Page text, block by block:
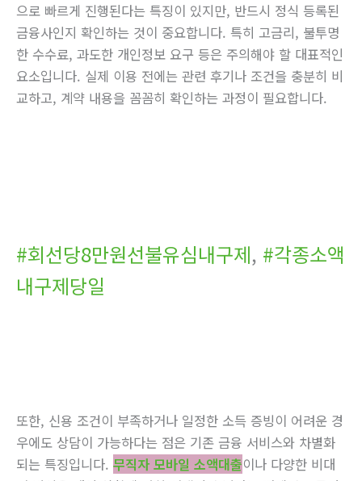
으로 빠르게 진행된다는 특징이 있지만, 반드시 정식 등록된
금융사인지 확인하는 것이 중요합니다. 특히 고금리, 불투명
한 수수료, 과도한 개인정보 요구 등은 주의해야 할 대표적인
요소입니다. 실제 이용 전에는 관련 후기나 조건을 충분히 비
교하고, 계약 내용을 꼼꼼히 확인하는 과정이 필요합니다.
#회선당8만원선불유심내구제, #각종소액
내구제당일
또한, 신용 조건이 부족하거나 일정한 소득 증빙이 어려운 경
우에도 상담이 가능하다는 점은 기존 금융 서비스와 차별화
되는 특징입니다. 무직자 모바일 소액대출이나 다양한 비대